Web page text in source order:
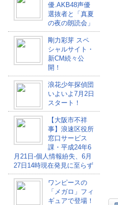
優.AKB48声優
選抜者と「真夏
の夜の朗読会」
剛力彩芽 スペ
シャルサイト・
新CM続々公
開！
浪花少年探偵団
いよいよ7月2日
スタート！
【大阪市不祥
事】浪速区役所
窓口サービス
課・平成24年6
月21日-個人情報紛失、6月
27日14時現在発見に至らず
ワンピースの
「メガロ」フィ
ギュアで登場！